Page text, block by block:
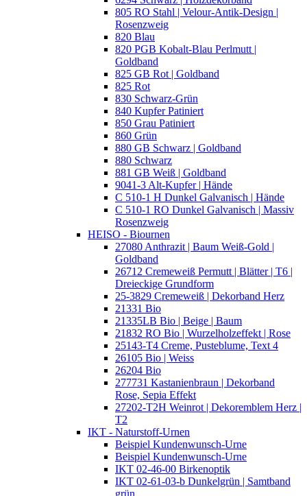
805 RO Stahl | Velour-Antik-Design |
Rosenzweig
820 Blau
820 PGB Kobalt-Blau Perlmutt |
Goldband
825 GB Rot | Goldband
825 Rot
830 Schwarz-Grün
840 Kupfer Patiniert
850 Grau Patiniert
860 Grün
880 GB Schwarz | Goldband
880 Schwarz
881 GB Weiß | Goldband
9041-3 Alt-Kupfer | Hände
C 510-1 H Dunkel Galvanisch | Hände
C 510-1 RO Dunkel Galvanisch | Massiv
Rosenzweig
HEISO - Biournen
27080 Anthrazit | Baum Weiß-Gold |
Goldband
26712 Cremeweiß Permutt | Blätter | T6 |
Dreieckige Grundform
25-3829 Cremeweiß | Dekorband Herz
21331 Bio
21335LB Bio | Beige | Baum
21832 RO Bio | Wurzelholzeffekt | Rose
25143-T4 Creme, Pusteblume, Text 4
26105 Bio | Weiss
26204 Bio
277731 Kastanienbraun | Dekorband
Rose, Sepia Effekt
27202-T2H Weinrot | Dekoremblem Herz |
T2
IKT - Naturstoff-Urnen
Beispiel Kundenwunsch-Urne
Beispiel Kundenwunsch-Urne
IKT 02-46-00 Birkenoptik
IKT 02-61-03-b Dunkelgrün | Samtband
grün